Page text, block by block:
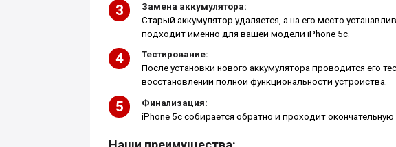
Замена аккумулятора:
Старый аккумулятор удаляется, а на его место
подходит именно для вашей модели iPhone 5c.
Тестирование:
После установки нового аккумулятора проводится его
восстановлении полной функциональности устройства.
Финализация:
iPhone 5c собирается обратно и проходит окончательную